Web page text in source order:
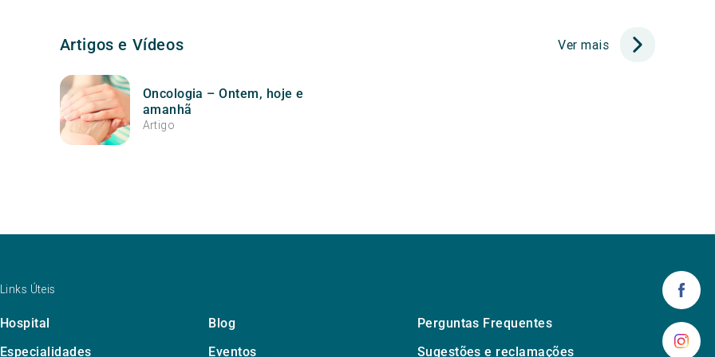
Artigos e Vídeos Ver mais
Oncologia – Ontem, hoje e
amanhã
Artigo
Links Úteis
Hospital Blog
Perguntas Frequentes
Especialidades
Eventos Sugestões e reclamações